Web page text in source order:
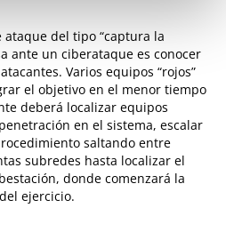
del tipo “captura la
ante un ciberataque es conocer
Varios equipos “rojos”
el objetivo en el menor tiempo
deberá localizar equipos
en el sistema, escalar
saltando entre
subredes hasta localizar el
donde comenzará la
ejercicio.